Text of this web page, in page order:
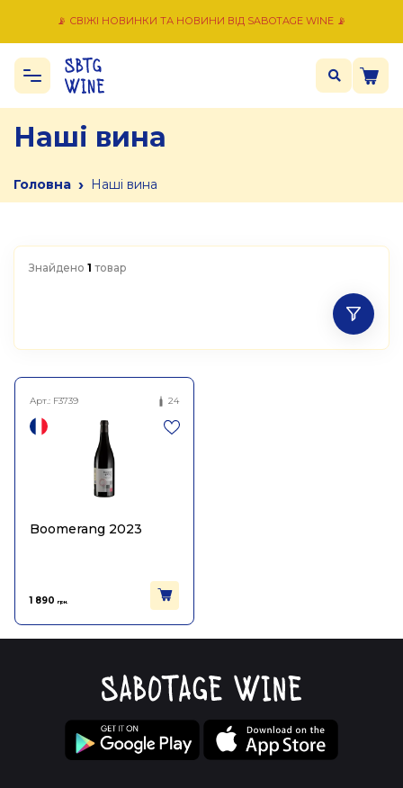
📡 СВІЖІ НОВИНКИ ТА НОВИНИ ВІД SABOTAGE WINE 📡
Наші вина
Головна › Наші вина
Знайдено 1 товар
Арт.: F3739 24
Boomerang 2023
1 890 грн.